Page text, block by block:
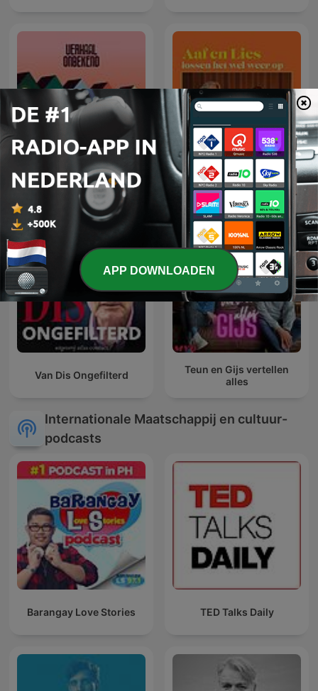
Verhaal Onbekend
Aaf en Lies lossen het wel
weer op
Van Dis Ongefilterd
Teun en Gijs vertellen
alles
Internationale Maatschappij en cultuur-
podcasts
Barangay Love Stories TED Talks Daily
APP DOWNLOADEN